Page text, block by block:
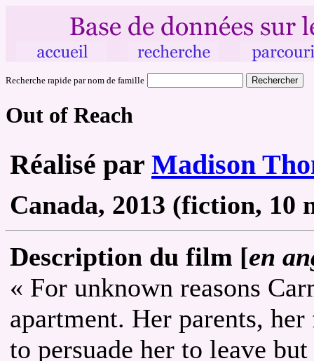
Recherche rapide par nom de famille
Out of Reach
Réalisé par Madison
Canada, 2013 (fiction, 10
Description du film [en
« For unknown reasons
apartment. Her parents,
to persuade her to leave